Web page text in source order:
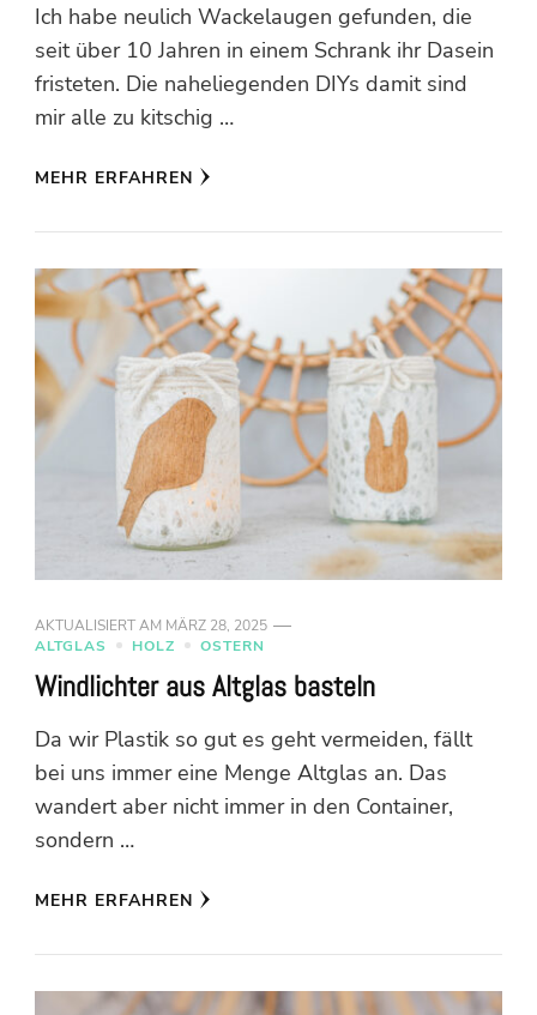
Ich habe neulich Wackelaugen gefunden, die
seit über 10 Jahren in einem Schrank ihr Dasein
fristeten. Die naheliegenden DIYs damit sind
mir alle zu kitschig …
MEHR ERFAHREN
AKTUALISIERT AM MÄRZ 28, 2025
ALTGLAS
HOLZ OSTERN
Windlichter aus Altglas basteln
Da wir Plastik so gut es geht vermeiden, fällt
bei uns immer eine Menge Altglas an. Das
wandert aber nicht immer in den Container,
sondern …
MEHR ERFAHREN